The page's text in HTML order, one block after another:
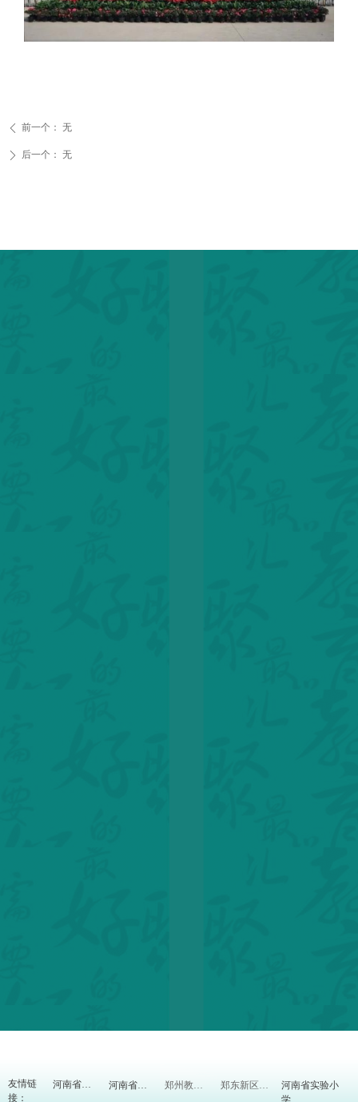
ꄴ 前一个： 无
ꄲ 后一个： 无
河南省实验小
学
郑东新区教体局
友情链
接：
郑州教育信息网
河南省教育厅 河南省教研室